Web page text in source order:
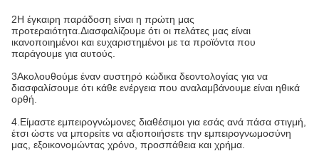
2Η έγκαιρη παράδοση είναι η πρώτη μας
προτεραιότητα. Διασφαλίζουμε ότι οι πελάτες μας είναι
ικανοποιημένοι και ευχαριστημένοι με τα προϊόντα που
παράγουμε για αυτούς.
3Ακολουθούμε έναν αυστηρό κώδικα δεοντολογίας για να
διασφαλίσουμε ότι κάθε ενέργεια που αναλαμβάνουμε είναι ηθικά
ορθή.
4.Είμαστε εμπειρογνώμονες διαθέσιμοι για εσάς ανά πάσα στιγμή,
έτσι ώστε να μπορείτε να αξιοποιήσετε την εμπειρογνωμοσύνη
μας, εξοικονομώντας χρόνο, προσπάθεια και χρήμα.